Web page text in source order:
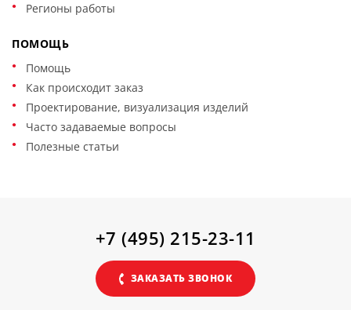
Регионы работы
ПОМОЩЬ
Помощь
Как происходит заказ
Проектирование, визуализация изделий
Часто задаваемые вопросы
Полезные статьи
+7 (495) 215-23-11
ЗАКАЗАТЬ ЗВОНОК